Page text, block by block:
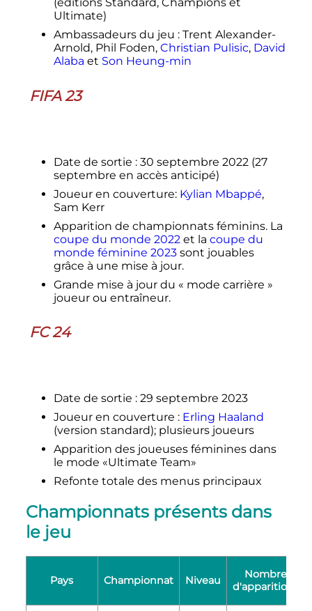
(éditions Standard, Champions et
Ultimate)
Ambassadeurs du jeu : Trent Alexander-
Arnold, Phil Foden, Christian Pulisic, David
Alaba et Son Heung-min
FIFA 23
Date de sortie : 30 septembre 2022 (27
septembre en accès anticipé)
Joueur en couverture: Kylian Mbappé,
Sam Kerr
Apparition de championnats féminins. La
coupe du monde 2022 et la coupe du
monde féminine 2023sont jouables
grâce à une mise à jour.
Grande mise à jour du « mode carrière »
joueur ou entraîneur.
FC 24
Date de sortie : 29 septembre 2023
Joueur en couverture : Erling Haaland
(version standard); plusieurs joueurs
Apparition des joueuses féminines dans
le mode «Ultimate Team»
Refonte totale des menus principaux
Championnats présents dans
le jeu
Pays Championnat Niveau
Nombre
d'apparitions